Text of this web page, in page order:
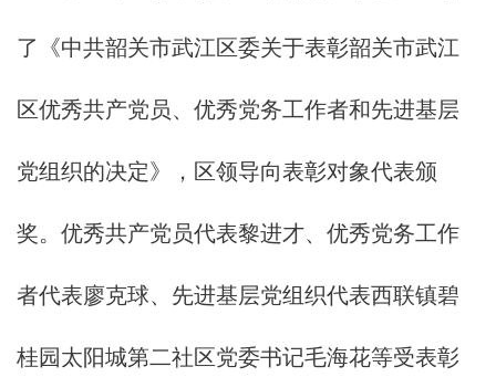
了《中共韶关市武江区委关于表彰韶关市武江
区优秀共产党员、优秀党务工作者和先进基层
党组织的决定》，区领导向表彰对象代表颁
奖。优秀共产党员代表黎进才、优秀党务工作
者代表廖克球、先进基层党组织代表西联镇碧
桂园太阳城第二社区党委书记毛海花等受表彰